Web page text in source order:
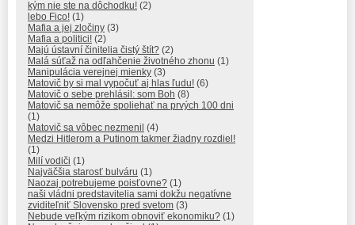
kým nie ste na dôchodku! (2)
lebo Fico! (1)
Mafia a jej zločiny (3)
Mafia a politici! (2)
Majú ústavní činitelia čistý štít? (2)
Malá súťaž na odľahčenie životného zhonu (1)
Manipulácia verejnej mienky (3)
Matovič by si mal vypočuť aj hlas ľudu! (6)
Matovič o sebe prehlásil: som Boh (8)
Matovič sa nemôže spoliehať na prvých 100 dni
(1)
Matovič sa vôbec nezmenil (4)
Medzi Hitlerom a Putinom takmer žiadny rozdiel!
(1)
Milí vodiči (1)
Najväčšia starosť bulváru (1)
Naozaj potrebujeme poisťovne? (1)
naši vládni predstavitelia sami dokžu negatívne
zviditeľniť Slovensko pred svetom (3)
Nebude veľkým rizikom obnoviť ekonomiku? (1)